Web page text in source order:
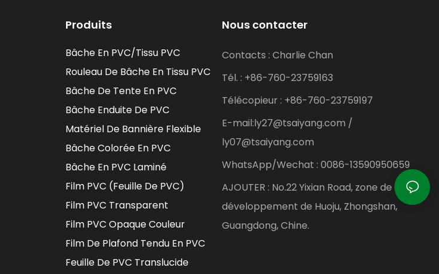
Produits
Bâche En PVC/tissu PVC
Rouleau De Bâche En Tissu PVC
Bâche De Tente En PVC
Bâche Enduite De PVC
Matériel De Bannière Flexible
Bâche Colorée En PVC
Bâche En PVC Laminé
Film PVC (feuille De PVC)
Film PVC Transparent
Film PVC Opaque Couleur
Film De Plafond Tendu En PVC
Feuille De PVC Translucide
Nous contacter
Contacts : Charlie Chan
Tél. : +86-760-23759163
Télécopieur : +86-760-23759197
E-mail:ly27@tsaiyang.com /
ly07@tsaiyang.com
WhatsApp/Wechat : 0086-13590950659
AJOUTER : No.22 Yixian Road, zone de
développement de Huoju, Zhongshan,
Guangdong, Chine.